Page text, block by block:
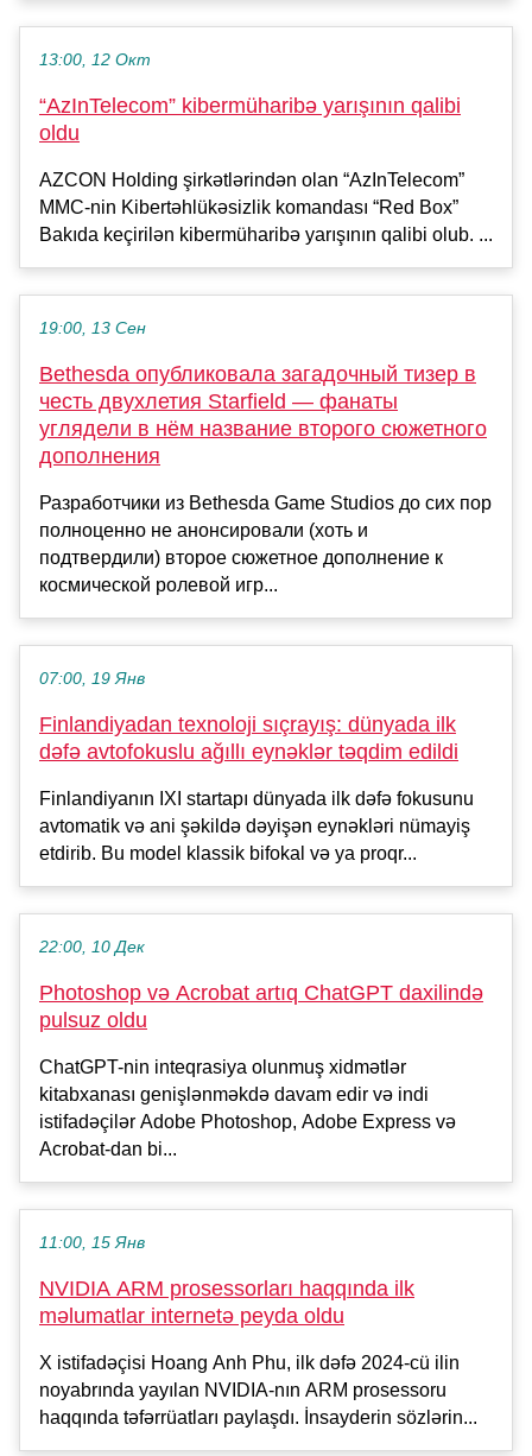
13:00, 12 Окт
“AzInTelecom” kibermüharibə yarışının qalibi
oldu
AZCON Holding şirkətlərindən olan “AzInTelecom”
MMC-nin Kibertəhlükəsizlik komandası “Red Box”
Bakıda keçirilən kibermüharibə yarışının qalibi olub. ...
19:00, 13 Сен
Bethesda опубликовала загадочный тизер в
честь двухлетия Starfield — фанаты
углядели в нём название второго сюжетного
дополнения
Разработчики из Bethesda Game Studios до сих пор
полноценно не анонсировали (хоть и
подтвердили) второе сюжетное дополнение к
космической ролевой игр...
07:00, 19 Янв
Finlandiyadan texnoloji sıçrayış: dünyada ilk
dəfə avtofokuslu ağıllı eynəklər təqdim edildi
Finlandiyanın IXI startapı dünyada ilk dəfə fokusunu
avtomatik və ani şəkildə dəyişən eynəkləri nümayiş
etdirib. Bu model klassik bifokal və ya proqr...
22:00, 10 Дек
Photoshop və Acrobat artıq ChatGPT daxilində
pulsuz oldu
ChatGPT-nin inteqrasiya olunmuş xidmətlər
kitabxanası genişlənməkdə davam edir və indi
istifadəçilər Adobe Photoshop, Adobe Express və
Acrobat-dan bi...
11:00, 15 Янв
NVIDIA ARM prosessorları haqqında ilk
məlumatlar internetə peyda oldu
X istifadəçisi Hoang Anh Phu, ilk dəfə 2024-cü ilin
noyabrında yayılan NVIDIA-nın ARM prosessoru
haqqında təfərrüatları paylaşdı. İnsayderin sözlərin...